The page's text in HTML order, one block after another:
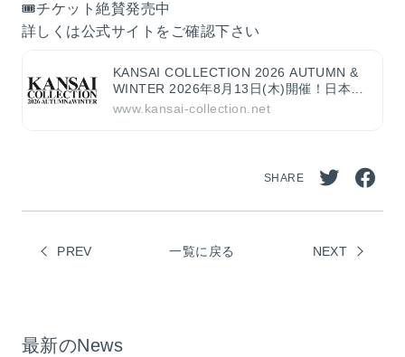
🎟️チケット絶賛発売中
詳しくは公式サイトをご確認下さい
KANSAI COLLECTION 2026 AUTUMN &
WINTER 2026年8月13日(木)開催！日本最
大級のファッションイベント。関西コレク
www.kansai-collection.net
SHARE
シェ
でシ
PREV 一覧に戻る NEXT
最新のNews